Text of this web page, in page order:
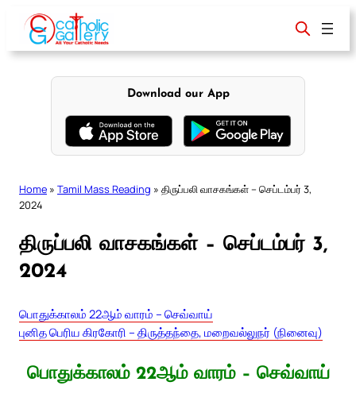
content
Download our App
Home » Tamil Mass Reading » திருப்பலி வாசகங்கள் – செப்டம்பர் 3,
2024
திருப்பலி வாசகங்கள் – செப்டம்பர் 3,
2024
பொதுக்காலம் 22ஆம் வாரம் – செவ்வாய்
புனித பெரிய கிரகோரி – திருத்தந்தை, மறைவல்லுநர் (நினைவு)
பொதுக்காலம் 22ஆம் வாரம் – செவ்வாய்